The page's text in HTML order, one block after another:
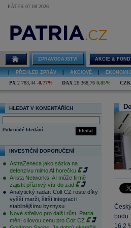
PÁTEK 07.08.2026
ZPRAVODAJSTVÍ AKCIE &
PŘEHLED ZPRÁV AKCIOVÉ
PX 2 783,44 -0,77% DAX 26 368,76 0,85%
HLEDAT V KOMENTÁŘÍCH
hledat
Pokročilé hledání
INVESTIČNÍ DOPORUČENÍ
AstraZeneca jako sázka na
defenzivu mimo AI horečku
Arista Networks: AI může firmě
zajistit příznivý vítr do zad
Analytický radar: Colt CZ roste díky
vyšší marži, širší integraci i
stabilnějšímu byznysu
Nové střelivo pro další růst. Patria
mění cílovou cenu pro Colt CZ
16,2